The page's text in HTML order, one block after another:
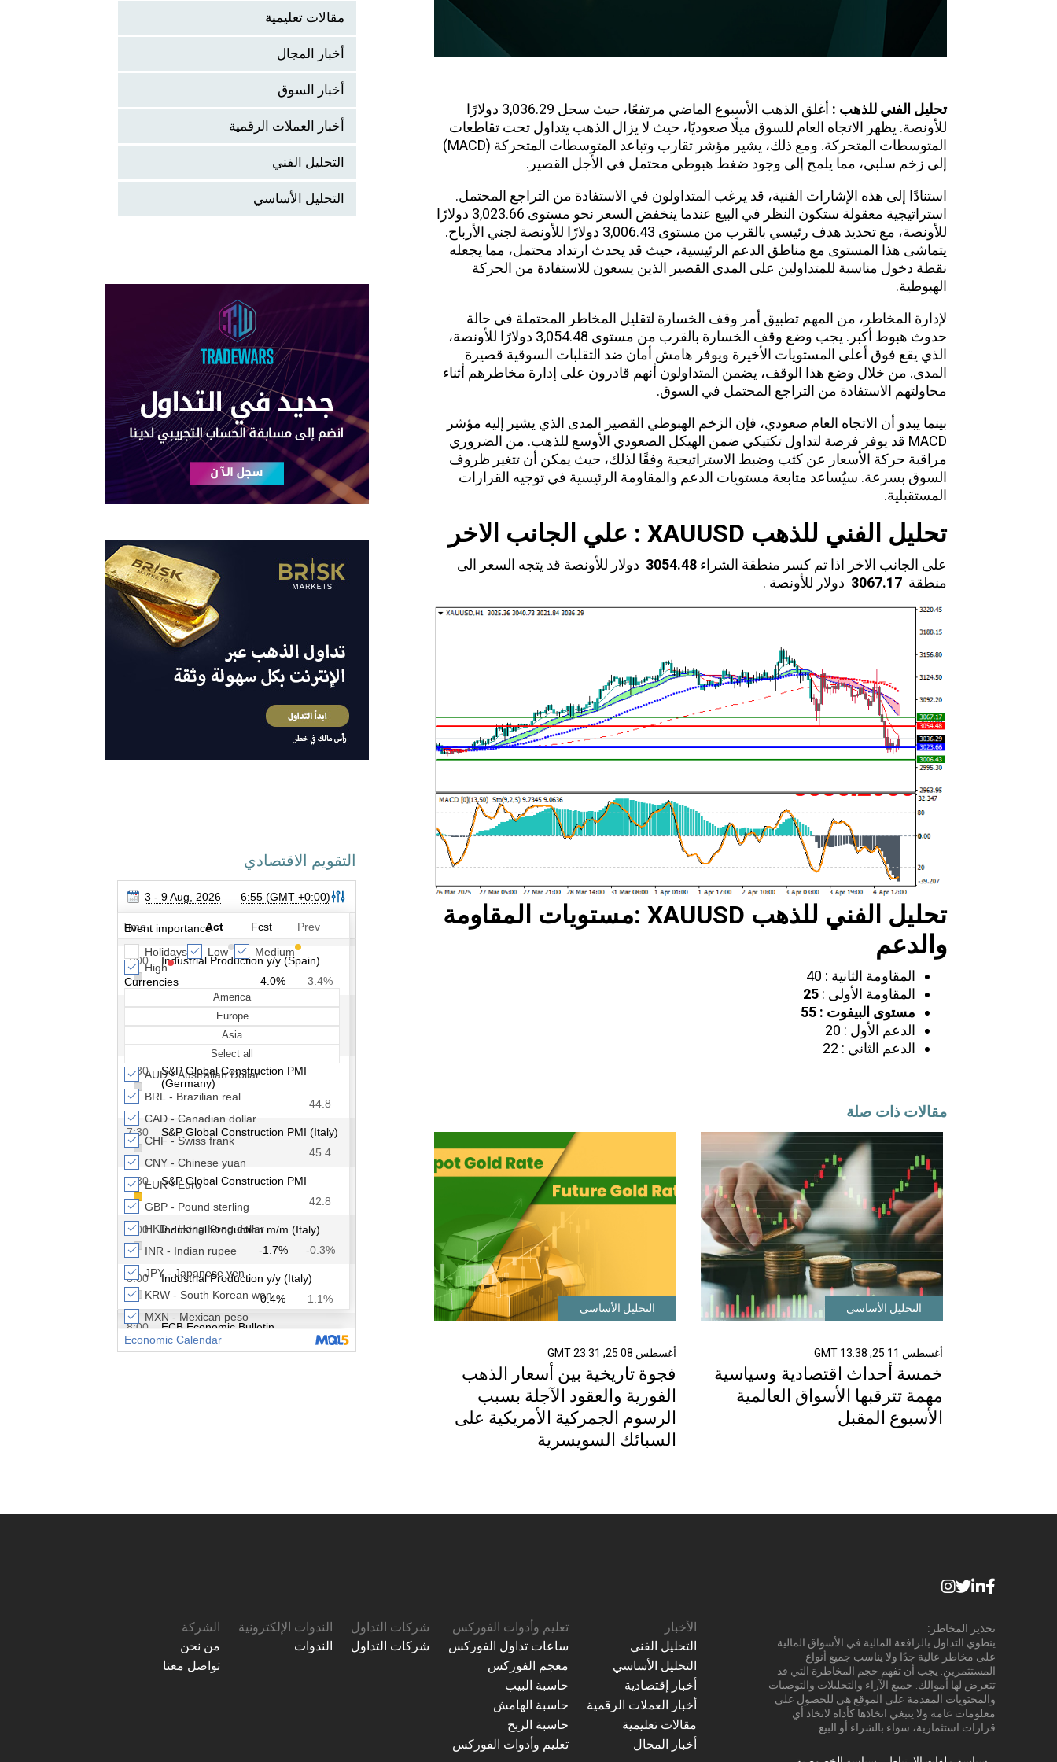
تحليل الفني للذهب : أغلق الذهب الأسبوع الماضي مرتفعًا،
حيث سجل 3,036.29 دولارًا
للأونصة. يظهر الاتجاه العام للسوق ميلًا صعوديًا، حيث لا يزال الذهب يتداول تحت تقاطعات
المتوسطات المتحركة. ومع ذلك، يشير مؤشر تقارب وتباعد المتوسطات المتحركة (MACD)
إلى زخم سلبي، مما يلمح إلى وجود ضغط هبوطي محتمل في الأجل القصير.
استنادًا إلى هذه الإشارات الفنية، قد يرغب المتداولون في الاستفادة من التراجع المحتمل.
استراتيجية معقولة ستكون النظر في البيع عندما ينخفض السعر نحو مستوى 3,023.66 دولارًا
للأونصة، مع تحديد هدف رئيسي بالقرب من مستوى 3,006.43 دولارًا للأونصة لجني الأرباح.
يتماشى هذا المستوى مع مناطق الدعم الرئيسية، حيث قد يحدث ارتداد محتمل، مما يجعله
نقطة دخول مناسبة للمتداولين على المدى القصير الذين يسعون للاستفادة من الحركة
الهبوطية.
لإدارة المخاطر، من المهم تطبيق أمر وقف الخسارة لتقليل المخاطر المحتملة في حالة
حدوث هبوط أكبر. يجب وضع وقف الخسارة بالقرب من مستوى 3,054.48 دولارًا للأونصة،
الذي يقع فوق أعلى المستويات الأخيرة ويوفر هامش أمان ضد التقلبات السوقية قصيرة
المدى. من خلال وضع هذا الوقف، يضمن المتداولون أنهم قادرون على إدارة مخاطرهم أثناء
محاولتهم الاستفادة من التراجع المحتمل في السوق.
بينما يبدو أن الاتجاه العام صعودي، فإن الزخم الهبوطي القصير المدى الذي يشير إليه مؤشر
MACD قد يوفر فرصة لتداول تكتيكي ضمن الهيكل الصعودي الأوسع للذهب. من الضروري
مراقبة حركة الأسعار عن كثب وضبط الاستراتيجية وفقًا لذلك، حيث يمكن أن تتغير ظروف
السوق بسرعة. سيُساعد متابعة مستويات الدعم والمقاومة الرئيسية في توجيه القرارات
المستقبلية.
تحليل الفني للذهب XAUUSD : علي الجانب الاخر
على الجانب الاخر اذا تم كسر منطقة الشراء3054.48 دولار للأونصة قد يتجه السعر الى
منطقة3067.17 دولار للأونصة .
تحليل الفني للذهب XAUUSD
:مستويات المقاومة
والدعم
المقاومة الثانية : 40
المقاومة الأولى :25
مستوى البيفوت :55
الدعم الأول : 20
الدعم الثاني : 22
مقالات ذات صلة
التحليل الأساسي
أغسطس 11 25, 13:38 GMT
خمسة أحداث اقتصادية وسياسية
مهمة تترقبها الأسواق العالمية
الأسبوع المقبل
التحليل الأساسي
أغسطس 08 25, 23:31 GMT
فجوة تاريخية بين أسعار الذهب
الفورية والعقود الآجلة بسبب
الرسوم الجمركية الأمريكية على
السبائك السويسرية
مقالات تعليمية
أخبار المجال
أخبار السوق
أخبار العملات الرقمية
التحليل الفني
التحليل الأساسي
التقويم الاقتصادي
تحذير المخاطر:
ينطوي التداول بالرافعة المالية في الأسواق المالية
على مخاطر عالية جدًا ولا يناسب جميع أنواع
المستثمرين. يجب أن تفهم حجم المخاطرة التي قد
تتعرض لها أموالك. جميع الآراء والتحليلات والتوصيات
والمحتويات المقدمة على الموقع هي للحصول على
معلومات عامة ولا ينبغي اتخاذها كأداة لاتخاذ أي
قرارات استثمارية، سواء بالشراء أو البيع.
الأخبار
التحليل الفني
التحليل الأساسي
أخبار إقتصادية
أخبار العملات الرقمية
مقالات تعليمية
أخبار المجال
تعليم وأدوات الفوركس
ساعات تداول الفوركس
معجم الفوركس
حاسبة البيب
حاسبة الهامش
حاسبة الربح
تعليم وأدوات الفوركس
شركات التداول
شركات التداول
الندوات الإلكترونية
الندوات
الشركة
من نحن
تواصل معنا